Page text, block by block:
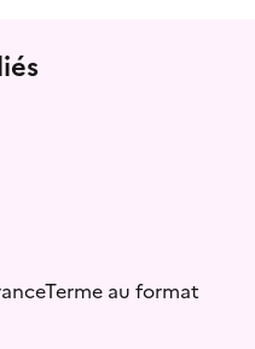
au format